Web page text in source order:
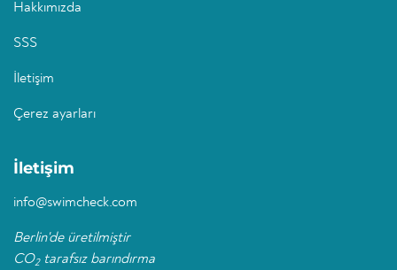
Hakkımızda
SSS
İletişim
Çerez ayarları
İletişim
info@swimcheck.com
Berlin'de üretilmiştir
CO2tarafsız barındırma